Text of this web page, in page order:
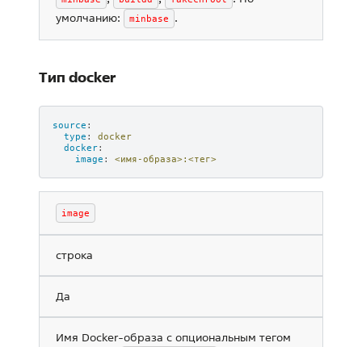
умолчанию:
minbase .
Тип docker
source :
type :
docker
docker:
image : <имя-образа>:<тег>
image
строка
Да
Имя Docker-образа с опциональным тегом